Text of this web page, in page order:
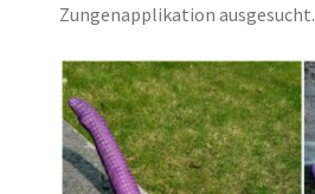
Zungenapplikation ausgesucht.